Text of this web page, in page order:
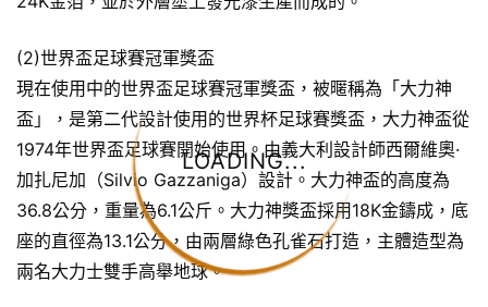
LOADING...
(2)世界盃足球賽冠軍獎盃
現在使用中的世界盃足球賽冠軍獎盃，被暱稱為「大力神
盃」，是第二代設計使用的世界杯足球賽獎盃，大力神盃從
1974年世界盃足球賽開始使用。由義大利設計師西爾維奧·
加扎尼加（Silvio Gazzaniga）設計。大力神盃的高度為
36.8公分，重量為6.1公斤。大力神獎盃採用18K金鑄成，底
座的直徑為13.1公分，由兩層綠色孔雀石打造，主體造型為
兩名大力士雙手高舉地球。